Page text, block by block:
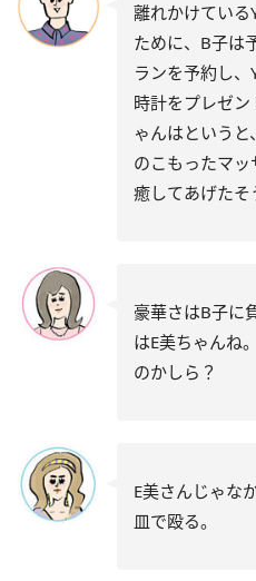
離れかけている
ために、B子は
ランを予約し
時計をプレゼン
ゃんはという
のこもったマッ
癒してあげたそ
豪華さはB子に
はE美ちゃんね
のかしら？
E美さんじゃな
皿で殴る。